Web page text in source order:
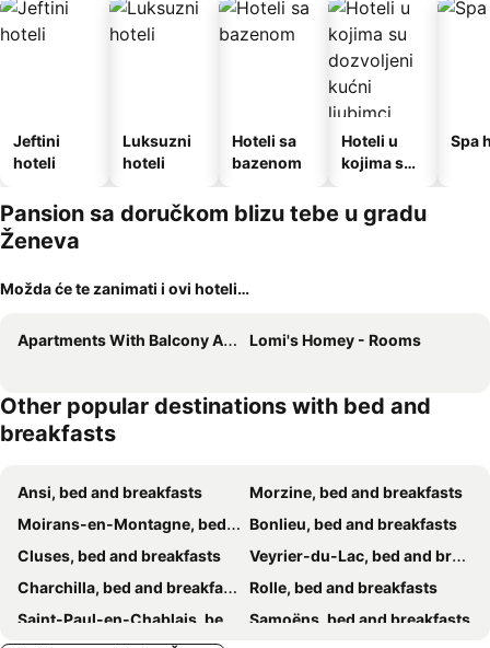
Jeftini
hoteli
Luksuzni
hoteli
Hoteli sa
bazenom
Hoteli u
kojima su
kućni
ljubimci
Spa
Pansion sa doručkom blizu tebe u gradu
Ženeva
Možda će te zanimati i ovi hoteli…
Apartments With Balcony And Mountain View Lomi's Homey - Rooms
Other popular destinations with bed and
breakfasts
Ansi, bed and breakfasts
Morzine, bed and breakfasts
Moirans-en-Montagne, bed and breakfasts
Bonlieu, bed and breakfasts
Cluses, bed and breakfasts
Veyrier-du-Lac, bed and breakfasts
Charchilla, bed and breakfasts
Rolle, bed and breakfasts
Saint-Paul-en-Chablais, bed and breakfasts
Samoëns, bed and breakfasts